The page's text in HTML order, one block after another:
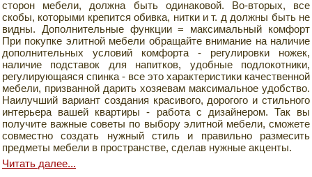
сторон мебели, должна быть одинаковой. Во-вторых, все
скобы, которыми крепится обивка, нитки и т. д должны быть не
видны. Дополнительные функции = максимальный комфорт
При покупке элитной мебели обращайте внимание на наличие
дополнительных условий комфорта - регулировки ножек,
наличие подставок для напитков, удобные подлокотники,
регулирующаяся спинка - все это характеристики качественной
мебели, призванной дарить хозяевам максимальное удобство.
Наилучший вариант создания красивого, дорогого и стильного
интерьера вашей квартиры - работа с дизайнером. Так вы
получите важные советы по выбору элитной мебели, сможете
совместно создать нужный стиль и правильно размесить
предметы мебели в пространстве, сделав нужные акценты.
Читать далее...